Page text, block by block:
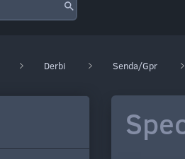
Derbi Senda/Gpr